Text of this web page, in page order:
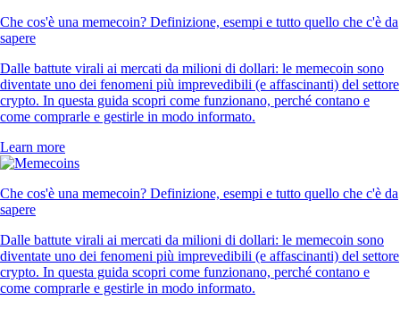
Che cos'è una memecoin? Definizione, esempi e tutto quello che c'è da
sapere
Dalle battute virali ai mercati da milioni di dollari: le memecoin sono
diventate uno dei fenomeni più imprevedibili (e affascinanti) del settore
crypto. In questa guida scopri come funzionano, perché contano e
come comprarle e gestirle in modo informato.
Learn more
Che cos'è una memecoin? Definizione, esempi e tutto quello che c'è da
sapere
Dalle battute virali ai mercati da milioni di dollari: le memecoin sono
diventate uno dei fenomeni più imprevedibili (e affascinanti) del settore
crypto. In questa guida scopri come funzionano, perché contano e
come comprarle e gestirle in modo informato.